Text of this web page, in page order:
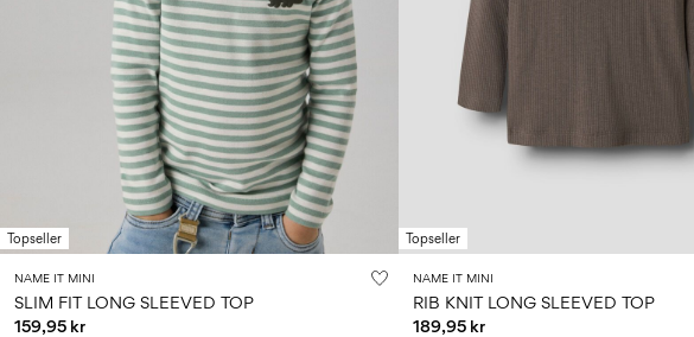
Topseller
NAME IT MINI
SLIM FIT LONG SLEEVED TOP
159,95 kr
Topseller
NAME IT MINI
RIB KNIT LONG SLEEVED TOP
189,95 kr